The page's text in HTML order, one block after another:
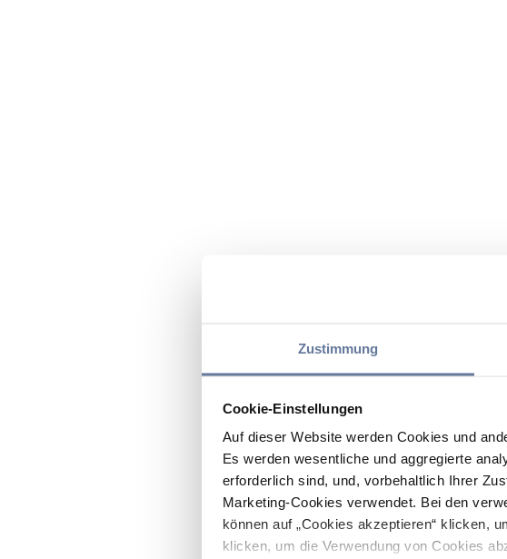
Zustimmung
Cookie-Einstellungen
Auf dieser Website werden Cookies und
Es werden wesentliche und aggregierte
erforderlich sind, und, vorbehaltlich Ihrer
Marketing-Cookies verwendet. Bei den
können auf „Cookies akzeptieren“ klicken,
klicken, um die Verwendung von Cookies